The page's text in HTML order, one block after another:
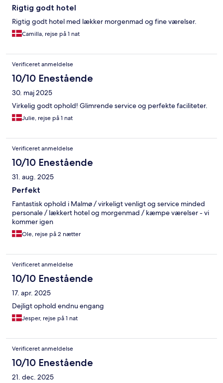
Rigtig godt hotel
Rigtig godt hotel med lækker morgenmad og fine værelser.
Camilla, rejse på 1 nat
Verificeret anmeldelse
10/10 Enestående
30. maj 2025
Virkelig godt ophold! Glimrende service og perfekte faciliteter.
Julie, rejse på 1 nat
Verificeret anmeldelse
10/10 Enestående
31. aug. 2025
Perfekt
Fantastisk ophold i Malmø / virkeligt venligt og service minded
personale / lækkert hotel og morgenmad / kæmpe værelser - vi
kommer igen
Ole, rejse på 2 nætter
Verificeret anmeldelse
10/10 Enestående
17. apr. 2025
Dejligt ophold endnu engang
Jesper, rejse på 1 nat
Verificeret anmeldelse
10/10 Enestående
21. dec. 2025